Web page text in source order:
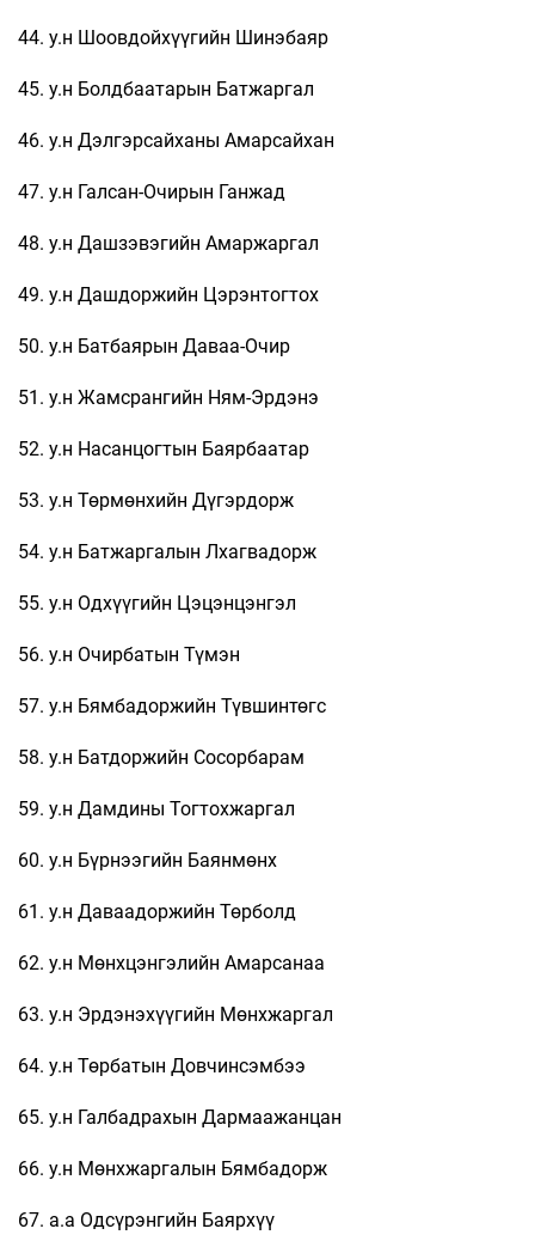
44. у.н Шоовдойхүүгийн Шинэбаяр
45. у.н Болдбаатарын Батжаргал
46. у.н Дэлгэрсайханы Амарсайхан
47. у.н Галсан-Очирын Ганжад
48. у.н Дашзэвэгийн Амаржаргал
49. у.н Дашдоржийн Цэрэнтогтох
50. у.н Батбаярын Даваа-Очир
51. у.н Жамсрангийн Ням-Эрдэнэ
52. у.н Насанцогтын Баярбаатар
53. у.н Төрмөнхийн Дүгэрдорж
54. у.н Батжаргалын Лхагвадорж
55. у.н Одхүүгийн Цэцэнцэнгэл
56. у.н Очирбатын Түмэн
57. у.н Бямбадоржийн Түвшинтөгс
58. у.н Батдоржийн Сосорбарам
59. у.н Дамдины Тогтохжаргал
60. у.н Бүрнээгийн Баянмөнх
61. у.н Даваадоржийн Төрболд
62. у.н Мөнхцэнгэлийн Амарсанаа
63. у.н Эрдэнэхүүгийн Мөнхжаргал
64. у.н Төрбатын Довчинсэмбээ
65. у.н Галбадрахын Дармаажанцан
66. у.н Мөнхжаргалын Бямбадорж
67. а.а Одсүрэнгийн Баярхүү